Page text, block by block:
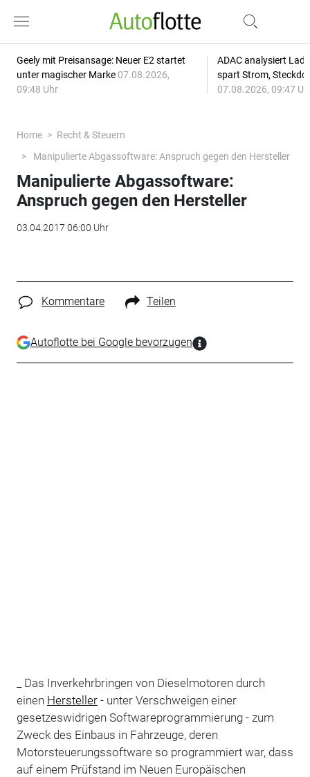
Geely mit Preisansage: Neuer E2 startet
unter magischer Marke 07.08.2026,
09:48 Uhr
ADAC analysiert
spart Strom,
07.08.2026, 09:47
Home
Recht & Steuern
Manipulierte Abgassoftware: Anspruch gegen den Hersteller
Manipulierte Abgassoftware:
Anspruch gegen den Hersteller
03.04.2017 06:00 Uhr
Kommentare Teilen
Autoflotte bei Google bevorzugen
_ Das Inverkehrbringen von Dieselmotoren durch
einen Hersteller- unter Verschweigen einer
gesetzeswidrigen Softwareprogrammierung - zum
Zweck des Einbaus in Fahrzeuge, deren
Motorsteuerungssoftware so programmiert war, dass
auf einem Prüfstand im Neuen Europäischen